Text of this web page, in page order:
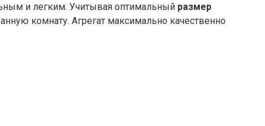
и легким. Учитывая оптимальный размер
комнату. Агрегат максимально качественно